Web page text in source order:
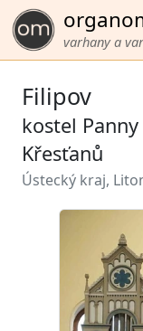
varhany a
Filipov
kostel
Křesťanů
Ústecký kraj,